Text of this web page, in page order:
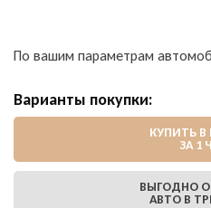
По вашим параметрам
Варианты покупки:
КУПИТЬ В
ЗА 1
ВЫГОДНО
АВТО В